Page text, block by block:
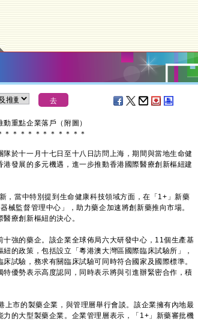
重點企業落戶（附圖）
＊ ＊ ＊ ＊ ＊ ＊ ＊ ＊ ＊ ＊ ＊
十一月十七日至十八日訪問上海，期間與當地生命健
發展的多元機遇，進一步推動香港國際醫療創新樞紐建
當中特別提到生命健康科技領域方面，在「1+」新藥
械監督管理中心」，助力藥企加速將創新藥推向市場。
療創新樞紐的決心。
強的藥企。該企業全球佈局六大研發中心，11個生產基
的政策，包括設立「粵港澳大灣區國際臨床試驗所」，
試驗，務求有關臨床試驗可同時符合國家及國際標準。
優勢表示高度認同，同時表示將與引進辦緊密合作，積
市的製藥企業，與管理層舉行會談。該企業擁有內地最
的大型製藥企業。企業管理層表示，「1+」新藥審批機